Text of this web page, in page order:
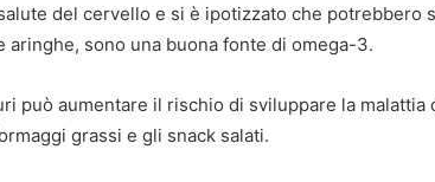
del cervello e si è ipotizzato che potrebbero
sono una buona fonte di omega-3.
può aumentare il rischio di sviluppare la malattia
grassi e gli snack salati.